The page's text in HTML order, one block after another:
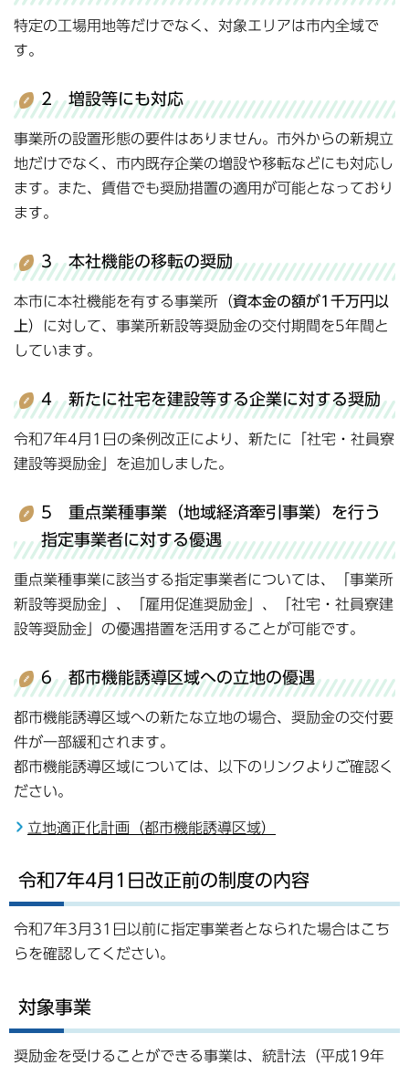
特定の工場用地等だけでなく、対象エリアは市内全域で
す。
2 増設等にも対応
事業所の設置形態の要件はありません。市外からの新規立
地だけでなく、市内既存企業の増設や移転などにも対応し
ます。また、賃借でも奨励措置の適用が可能となっており
ます。
3 本社機能の移転の奨励
本市に本社機能を有する事業所（資本金の額が1千万円以
上）に対して、事業所新設等奨励金の交付期間を5年間と
しています。
4 新たに社宅を建設等する企業に対する奨励
令和7年4月1日の条例改正により、新たに「社宅・社員寮
建設等奨励金」を追加しました。
5 重点業種事業（地域経済牽引事業）を行う
指定事業者に対する優遇
重点業種事業に該当する指定事業者については、「事業所
新設等奨励金」、「雇用促進奨励金」、「社宅・社員寮建
設等奨励金」の優遇措置を活用することが可能です。
6 都市機能誘導区域への立地の優遇
都市機能誘導区域への新たな立地の場合、奨励金の交付要
件が一部緩和されます。
都市機能誘導区域については、以下のリンクよりご確認く
ださい。
立地適正化計画（都市機能誘導区域）
令和7年4月1日改正前の制度の内容
令和7年3月31日以前に指定事業者となられた場合はこち
らを確認してください。
対象事業
奨励金を受けることができる事業は、統計法（平成19年